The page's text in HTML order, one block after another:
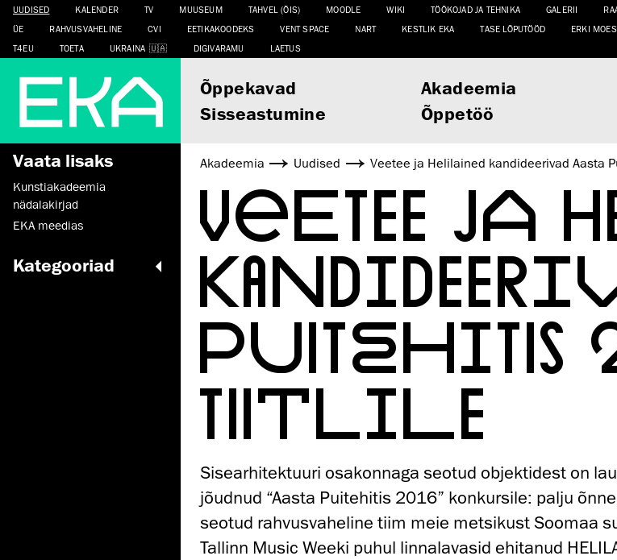
UUDISED KALENDER TV MUUSEUM TAHVEL (ÕIS) MOODLE WIKI TÖÖKOJAD JA TEHNIKA GALERII
ÜE
RAHVUSVAHELINE CVI EETIKAKOODEKS VENT SPACE NART KESTLIK EKA TASE LÕPUTÖÖD ERKI
T4EU
TOETA UKRAINA DIGIVARAMU LAETUS
Õppekavad Akadeemia
Sisseastumine
Õppetöö
Vaata lisaks
Kunstiakadeemia
nädalakirjad
EKA meedias
Kategooriad
Akadeemia Uudised Veetee ja Helilained kandideerivad Aasta
VEETEE JA
PUITEHITIS
TIITLILE
Sisearhitektuuri osakonnaga seotud objektidest on
jõudnud “Aasta Puitehitis 2016” konkursile: palju õnne,
seotud rahvusvaheline tiim meie metsikust Soomaa
Tallinn Music Weeki puhul linnalavasid ehitanud